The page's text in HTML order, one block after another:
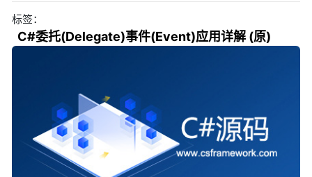
标签：
C#委托(Delegate)事件(Event)应用详解 (原)